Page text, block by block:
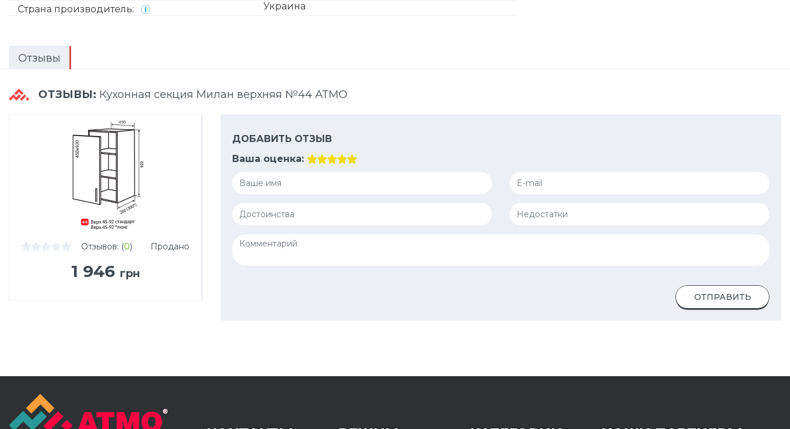
Страна производитель:
Украина
Отзывы
ОТЗЫВЫ: Кухонная секция Милан верхняя №44 АТМО
Отзывов: (0) Продано
1 946 грн
ДОБАВИТЬ ОТЗЫВ
Ваша оценка:
ОТПРАВИТЬ